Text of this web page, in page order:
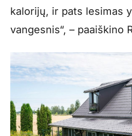
kalorijų, ir pats lesimas
vangesnis“, – paaiškino